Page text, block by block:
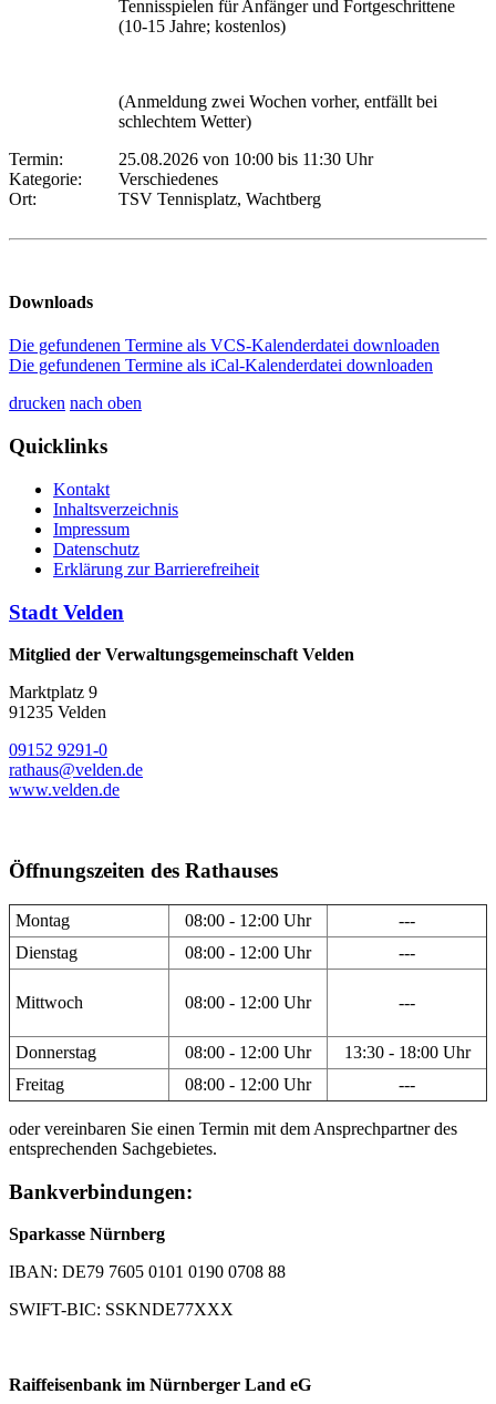
Tennisspielen für Anfänger und Fortgeschrittene
(10-15 Jahre; kostenlos)
(Anmeldung zwei Wochen vorher, entfällt bei
schlechtem Wetter)
Termin:
25.08.2026 von 10:00 bis 11:30 Uhr
Kategorie:
Verschiedenes
Ort:
TSV Tennisplatz, Wachtberg
Downloads
Die gefundenen Termine als VCS-Kalenderdatei downloaden
Die gefundenen Termine als iCal-Kalenderdatei downloaden
drucken nach oben
Quicklinks
Kontakt
Inhaltsverzeichnis
Impressum
Datenschutz
Erklärung zur Barrierefreiheit
Stadt Velden
Mitglied der Verwaltungsgemeinschaft Velden
Marktplatz 9
91235 Velden
09152 9291-0
rathaus@velden.de
www.velden.de
Öffnungszeiten des Rathauses
Montag 08:00 - 12:00 Uhr
---
Dienstag
08:00 - 12:00 Uhr ---
Mittwoch 08:00 - 12:00 Uhr ---
Donnerstag 08:00 - 12:00 Uhr
13:30 - 18:00 Uhr
Freitag
08:00 - 12:00 Uhr ---
oder vereinbaren Sie einen Termin mit dem Ansprechpartner des
entsprechenden Sachgebietes.
Bankverbindungen:
Sparkasse Nürnberg
IBAN: DE79 7605 0101 0190 0708 88
SWIFT-BIC: SSKNDE77XXX
Raiffeisenbank im Nürnberger Land eG